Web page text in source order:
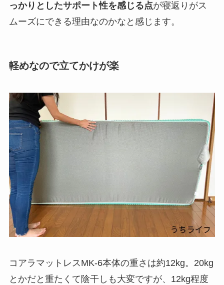
っかりとしたサポート性を感じる点が寝返りがス
ムーズにできる理由なのかなと感じます。
軽めなので立てかけが楽
コアラマットレスMK-6本体の重さは約12kg。20kg
とかだと重たくて陰干しも大変ですが、12kg程度